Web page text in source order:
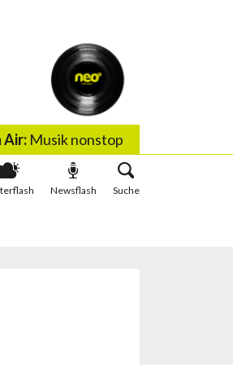
Air:Musik nonstop
Newsflash Suche